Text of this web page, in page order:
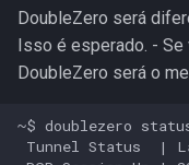
DoubleZero será
Isso é esperado. - Se
DoubleZero será o
~$ doublezero
Tunnel Status  |